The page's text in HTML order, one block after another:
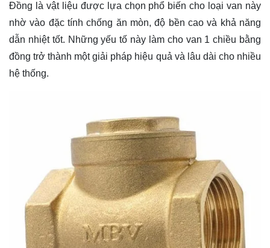
Đồng là vật liệu được lựa chọn phổ biến cho loại van này
nhờ vào đặc tính chống ăn mòn, độ bền cao và khả năng
dẫn nhiệt tốt. Những yếu tố này làm cho van 1 chiều bằng
đồng trở thành một giải pháp hiệu quả và lâu dài cho nhiều
hệ thống.